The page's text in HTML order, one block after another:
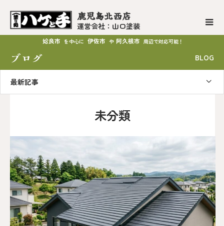
鹿児島北西店
運営会社：山口塗装
姶良市 を中心に 伊佐市 や 阿久根市 周辺で対応可能！
ブログ BLOG
最新記事
未分類